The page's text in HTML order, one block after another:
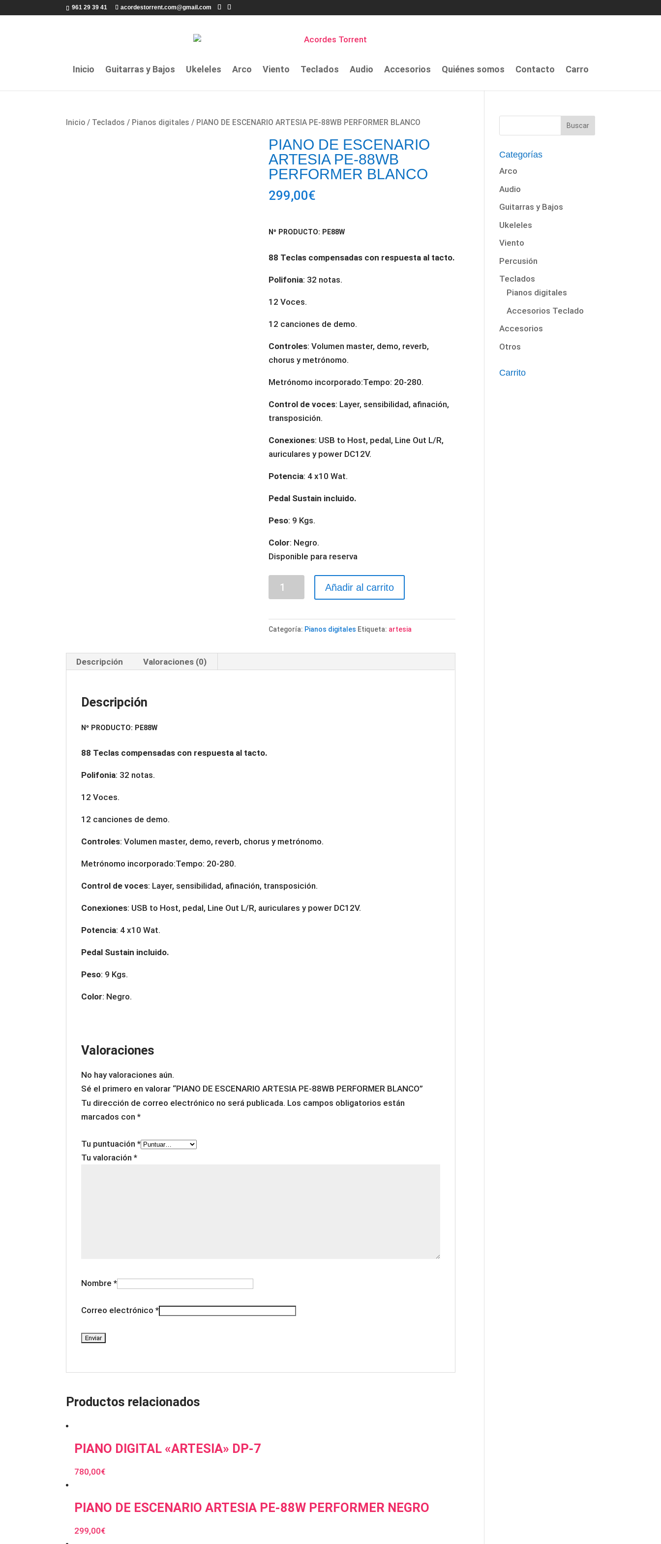
961 29 39 41 acordestorrent.com@gmail.com
Inicio Guitarras y Bajos Ukeleles Arco Viento Teclados Audio Accesorios Quiénes somos Contacto Carro
Inicio / Teclados / Pianos digitales / PIANO DE ESCENARIO ARTESIA PE-88WB PERFORMER BLANCO
PIANO DE ESCENARIO
ARTESIA PE-88WB
PERFORMER BLANCO
299,00€
Nº PRODUCTO: PE88W
88 Teclas compensadas con respuesta al tacto.
Polifonia: 32 notas.
12 Voces.
12 canciones de demo.
Controles: Volumen master, demo, reverb,
chorus y metrónomo.
Metrónomo incorporado:Tempo: 20-280.
Control de voces: Layer, sensibilidad, afinación,
transposición.
Conexiones: USB to Host, pedal, Line Out L/R,
auriculares y power DC12V.
Potencia: 4 x10 Wat.
Pedal Sustain incluido.
Peso: 9 Kgs.
Color: Negro.
Disponible para reserva
PIANO
88WB
Añadir al carrito
Categoría: Pianos digitales Etiqueta: artesia
Descripción Valoraciones (0)
Descripción
Nº PRODUCTO: PE88W
88 Teclas compensadas con respuesta al tacto.
Polifonia: 32 notas.
12 Voces.
12 canciones de demo.
Controles: Volumen master, demo, reverb, chorus y metrónomo.
Metrónomo incorporado:Tempo: 20-280.
Control de voces: Layer, sensibilidad, afinación, transposición.
Conexiones: USB to Host, pedal, Line Out L/R, auriculares y power DC12V.
Potencia: 4 x10 Wat.
Pedal Sustain incluido.
Peso: 9 Kgs.
Color: Negro.
Valoraciones
No hay valoraciones aún.
Sé el primero en valorar “PIANO DE ESCENARIO ARTESIA PE-88WB PERFORMER BLANCO”
Tu dirección de correo electrónico no será publicada. Los campos obligatorios están
marcados con*
Tu puntuación*
Tu valoración*
Nombre*
Correo electrónico*
Productos relacionados
PIANO DIGITAL «ARTESIA» DP-7
780,00€
PIANO DE ESCENARIO ARTESIA PE-88W PERFORMER NEGRO
299,00€
Categorías
Arco
Audio
Guitarras y Bajos
Ukeleles
Viento
Percusión
Teclados
Pianos digitales
Accesorios Teclado
Accesorios
Otros
Carrito